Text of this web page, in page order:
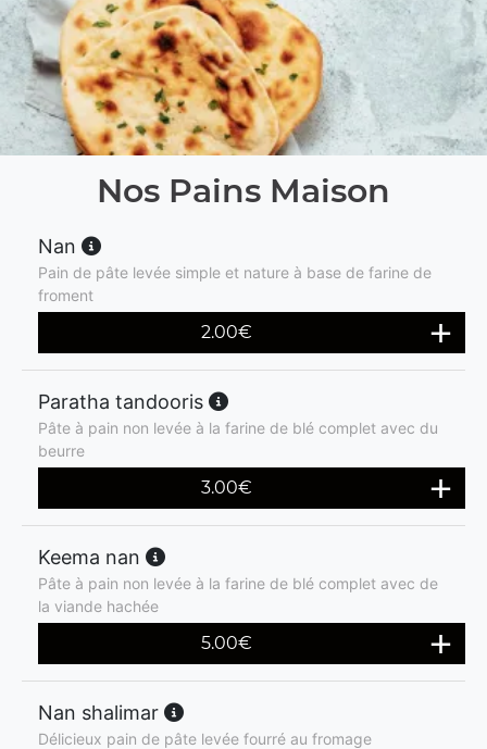
Nos Pains Maison
Nan
Pain de pâte levée simple et nature à base de farine de
froment
2.00€
Paratha tandooris
Pâte à pain non levée à la farine de blé complet avec du
beurre
3.00€
Keema nan
Pâte à pain non levée à la farine de blé complet avec de
la viande hachée
5.00€
Nan shalimar
Délicieux pain de pâte levée fourré au fromage